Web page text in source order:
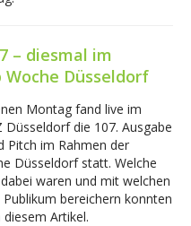
– diesmal im
Düsseldorf
Montag fand live im
Düsseldorf die 107. Ausgabe
Pitch im Rahmen der
Düsseldorf statt. Welche
waren und mit welchen
Publikum bereichern konnten
Artikel.